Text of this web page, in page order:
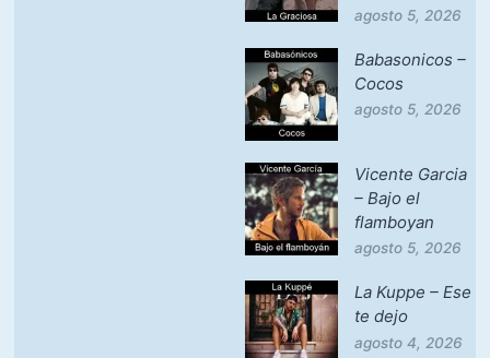
agosto 5, 2026
Babasonicos –
Cocos
agosto 5, 2026
Vicente Garcia
– Bajo el
flamboyan
agosto 5, 2026
La Kuppe – Ese
te dejo
agosto 4, 2026